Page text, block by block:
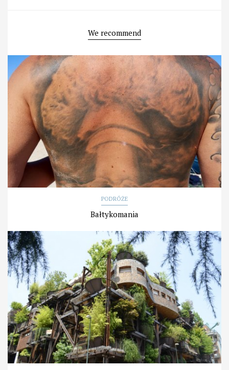
We recommend
PODRÓŻE
Bałtykomania